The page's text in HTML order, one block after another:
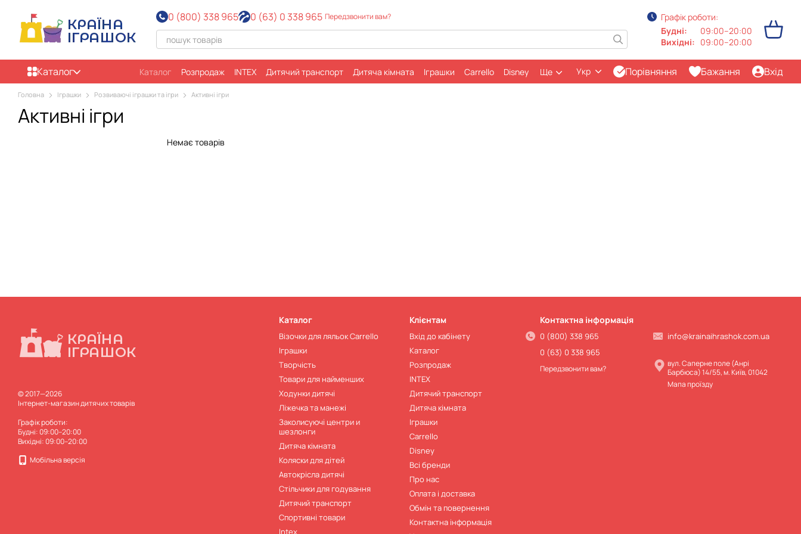
0 (800) 338 965 0 (63) 0 338 965 Передзвонити вам?
Графік роботи:
Будні:
09:00–20:00
Вихідні: 09:00–20:00
Каталог Каталог Розпродаж INTEX Дитячий транспорт Дитячa кімната Іграшки Carrello Disney Ще Укр Порівняння Бажання Вхід
Головна Іграшки Розвиваючі іграшки та ігри Активні ігри
Активні ігри
Немає товарів
© 2017—2026
Інтернет-магазин дитячих товарів
Графік роботи:
Будні: 09:00–20:00
Вихідні: 09:00–20:00
Мобільна версія
Каталог
Візочки для ляльок Carrello
Іграшки
Творчість
Товари для найменших
Ходунки дитячі
Ліжечка та манежі
Заколисуючі центри и
шезлонги
Дитячa кімната
Коляски для дітей
Автокрісла дитячі
Стільчики для годування
Дитячий транспорт
Спортивні товари
Intex
Клієнтам
Вхід до кабінету
Каталог
Розпродаж
INTEX
Дитячий транспорт
Дитячa кімната
Іграшки
Carrello
Disney
Всі бренди
Про нас
Оплата і доставка
Обмін та повернення
Контактна інформація
Контактна інформація
0 (800) 338 965
0 (63) 0 338 965
Передзвонити вам?
info@krainaihrashok.com.ua
вул. Саперне поле (Анрі
Барбюса) 14/55, м. Київ, 01042
Мапа проїзду